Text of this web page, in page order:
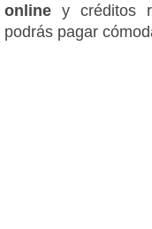
online y créditos
podrás pagar